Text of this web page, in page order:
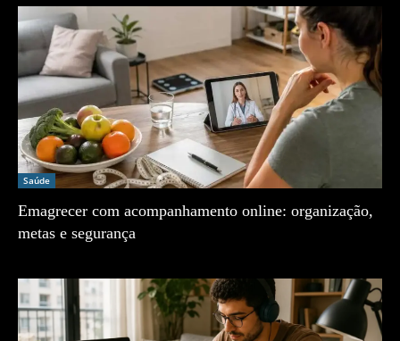
Saúde
Emagrecer com acompanhamento online: organização,
metas e segurança